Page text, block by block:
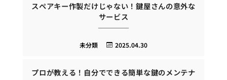
スペアキー作製だけじゃない！鍵屋さんの意外な
サービス
2025.04.30
未分類
プロが教える！自分でできる簡単な鍵のメンテナ